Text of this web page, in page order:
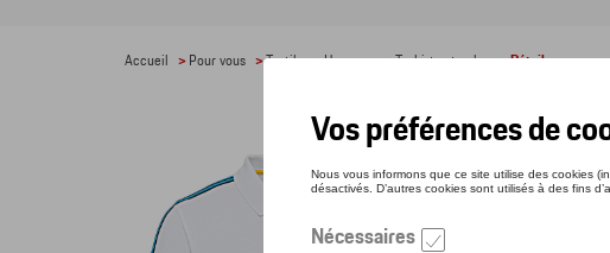
Accueil > Pour vous >Textile >Hommes >T-shirts et polos > Détail
POLO-
Référence: